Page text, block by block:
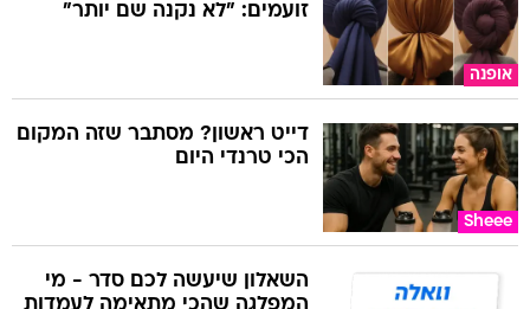
אופנה
זועמים: "לא נקנה שם יותר"
Sheee
דייט ראשון? מסתבר שזה המקום
הכי טרנדי היום
השאלון שיעשה לכם סדר - מי
המפלגה שהכי מתאימה לעמדות